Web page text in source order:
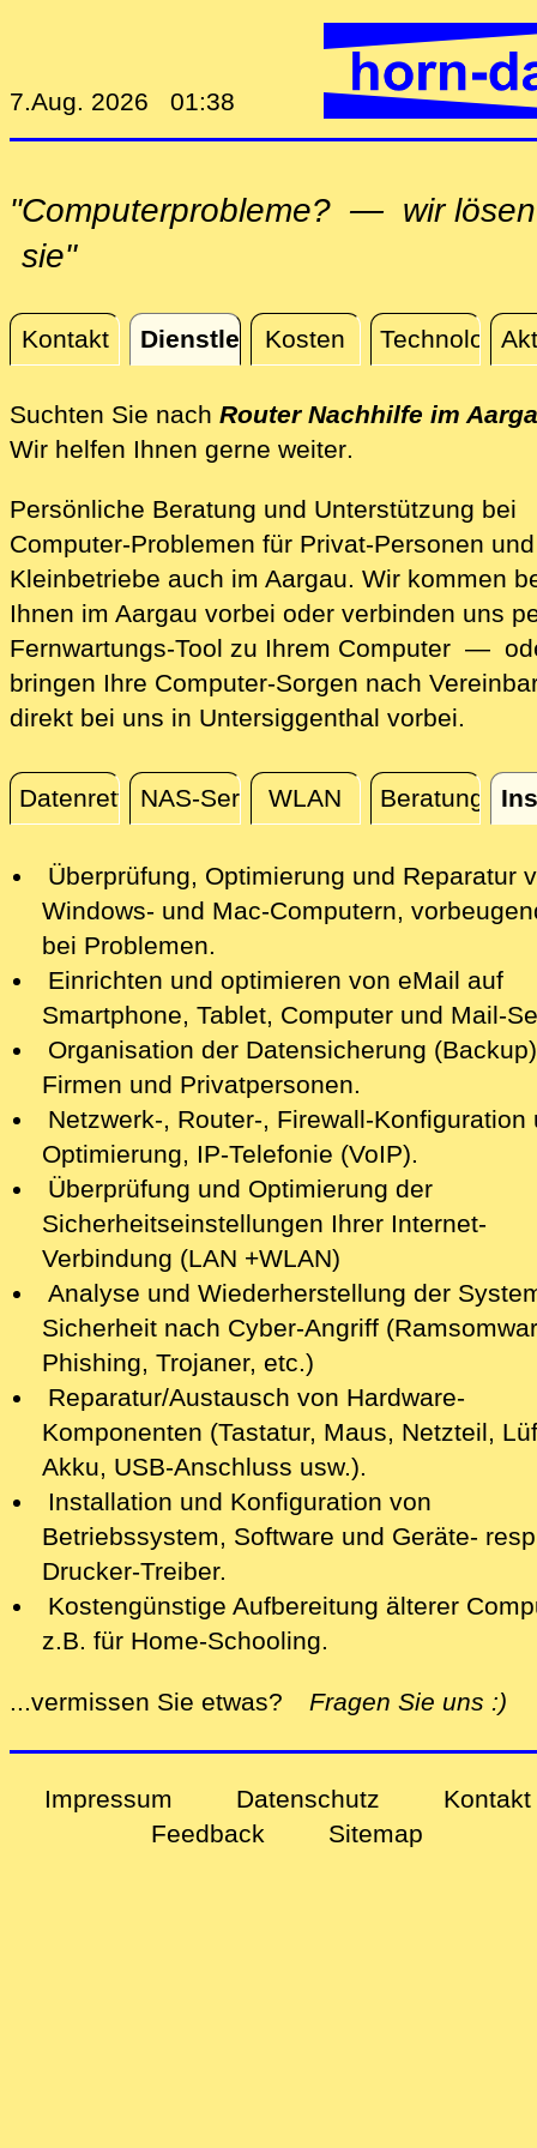
7.Aug. 2026 01:38
"Computerprobleme? — wir lösen
sie"
Kontakt Dienstleistungen
Kosten Technologie
Dienstleistungen
Suchten Sie nach Router Nachhilfe im
Wir helfen Ihnen gerne weiterdirekt vor Ort
.
Persönliche Beratung und Unterstützung bei
Computer-Problemen für Privat-Personen und
Kleinbetriebe auch im Aargau. Wir kommen
Ihnen im Aargau vorbei oder verbinden uns
Fernwartungs-Tool zu Ihrem Computer —
bringen Ihre Computer-Sorgen nach
direkt bei uns in Untersiggenthal vorbei.
DatenrettungNAS-ServerWLAN Beratung
Installation / Konfiguration
Überprüfung, Optimierung und Reparatur
Windows- und Mac-Computern,
bei Problemen.
Einrichten und optimieren von eMail auf
Smartphone, Tablet, Computerund Mail-
Organisation der Datensicherung
Firmen und Privatpersonen.
Netzwerk-, Router-, Firewall-Konfiguration
Optimierung, IP-Telefonie (VoIP).
Überprüfung und Optimierung der
Sicherheitseinstellungen Ihrer Internet-
Verbindung (LAN +WLAN)
Analyse und Wiederherstellung der
Sicherheit nach Cyber-Angriff
Phishing, Trojaner, etc.)
Reparatur/Austausch von Hardware-
Komponenten (Tastatur, Maus, Netzteil,
Akku, USB-Anschluss usw.).
Installation und Konfiguration von
Betriebssystem, Software und Geräte-
Drucker-Treiber.
Kostengünstige Aufbereitung älterer
z.B. für Home-Schooling.
...vermissen Sie etwas? Fragen Sie uns :)
Impressum Datenschutz
Kontakt
Feedback
Sitemap